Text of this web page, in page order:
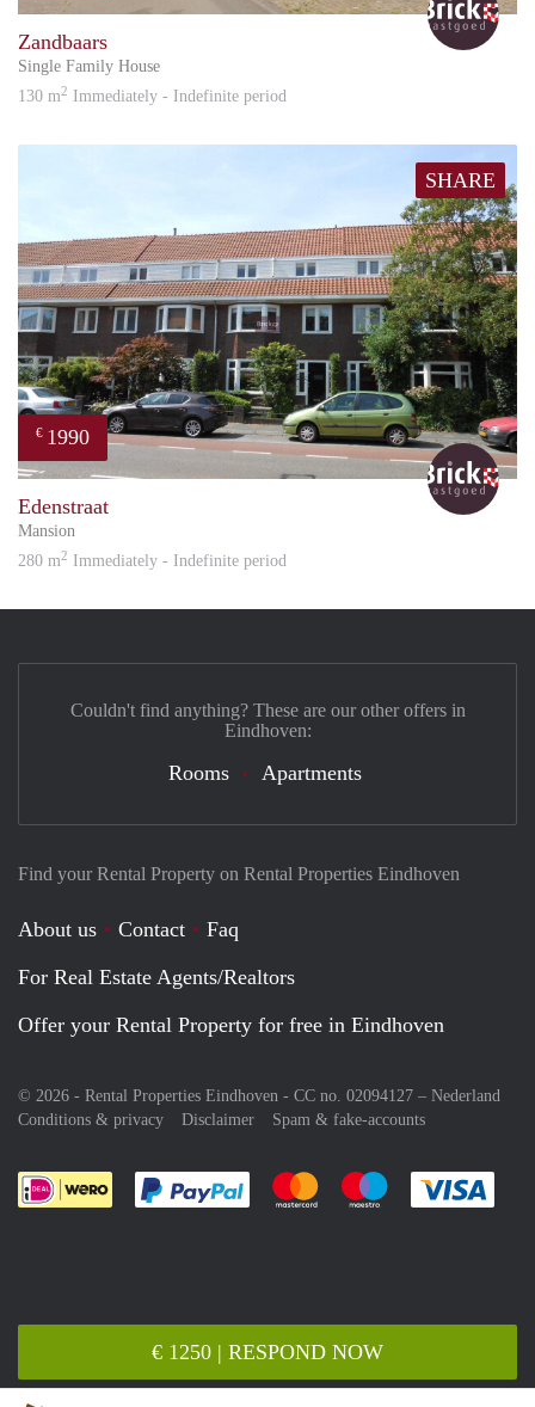
€ 1250 | RESPOND NOW
Zandbaars
Single Family House
130 m2 Immediately - Indefinite period
SHARE
€ 1990
Brick
Edenstraat
Mansion
280 m2 Immediately - Indefinite period
Find your Rental Property on Rental Properties Eindhoven
About us Contact
Faq
For Real Estate Agents/Realtors
Offer your Rental Property for free in Eindhoven
© 2026 - Rental Properties Eindhoven - CC no. 02094127 – Nederland
Conditions & privacy
Disclaimer Spam & fake-accounts
Pay easily with :payment method
Pay easily with :payment
Pay easily with
Couldn't find anything? These are our other offers in
Eindhoven:
Rooms Apartments